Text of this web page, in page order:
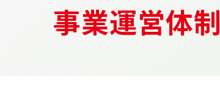
事業運営体制